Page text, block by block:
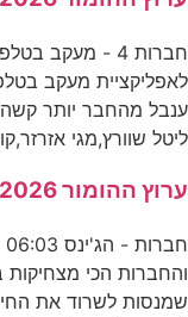
לאפליקציית מעקב
ענבל מהחבר יותר
ליטל שוורץ,מגי
ערוץ ההומור 07-08-2026
והחברות הכי מצחיקות
שמנסות לשרוד את